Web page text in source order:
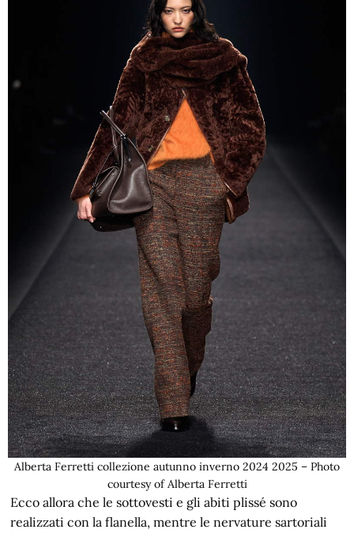
Alberta Ferretti collezione autunno inverno 2024 2025 – Photo
courtesy of Alberta Ferretti
Ecco allora che le sottovesti e gli abiti plissé sono
realizzati con la flanella, mentre le nervature sartoriali